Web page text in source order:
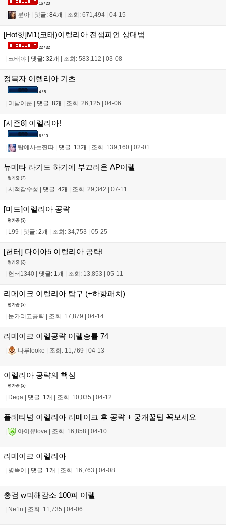
16 / 20
분아 댓글: 84개 조회: 671,494 04-15
[Hot핫]M1(코태)이렐리아 전챔피언 상대법
22 / 32
코태야 댓글: 32개 조회: 583,112 03-08
정복자 이렐리아 기초
4 / 5
| 미남이쿤 | 댓글: 8개 | 조회: 26,125 | 04-06
[시즌8] 이렐리아!
6 / 13
탑에사는찐따 댓글: 13개 조회: 139,160 02-01
뉴메타 라기도 하기에 부끄러운 AP이렐
평가중 (2)
시적감수성 댓글: 4개 조회: 29,342 07-11
[미드]이렐리아 공략
평가중 (3)
| L99 | 댓글: 2개 | 조회: 34,753 | 05-25
[헌터] 다이아5 이렐리아 공략!
평가중 (3)
헌터1340 댓글: 1개 조회: 13,853 05-11
리메이크 이렐리아 탐구 (+하향패치)
평가중 (3)
| 눈가리고공략 | 조회: 17,879 | 04-14
리메이크 이렐공략 이렐승률 74
| 나루looke | 조회: 11,769 | 04-13
이렐리아 공략의 핵심
평가중 (2)
Dega 댓글: 1개 조회: 10,035 04-12
플레티넘 이렐리아 리메이크 후 공략 + 궁개꿀팁 꼭보세요
아이유love 조회: 16,858 04-10
리메이크 이렐리아
병똑이 댓글: 1개 조회: 16,763 04-08
총검 w피해감소 100퍼 이렐
Ne1n 조회: 11,735 04-06